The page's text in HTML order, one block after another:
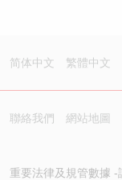
简体中文 繁體中文
聯絡我們 網站地圖
重要法律及規管數據 -